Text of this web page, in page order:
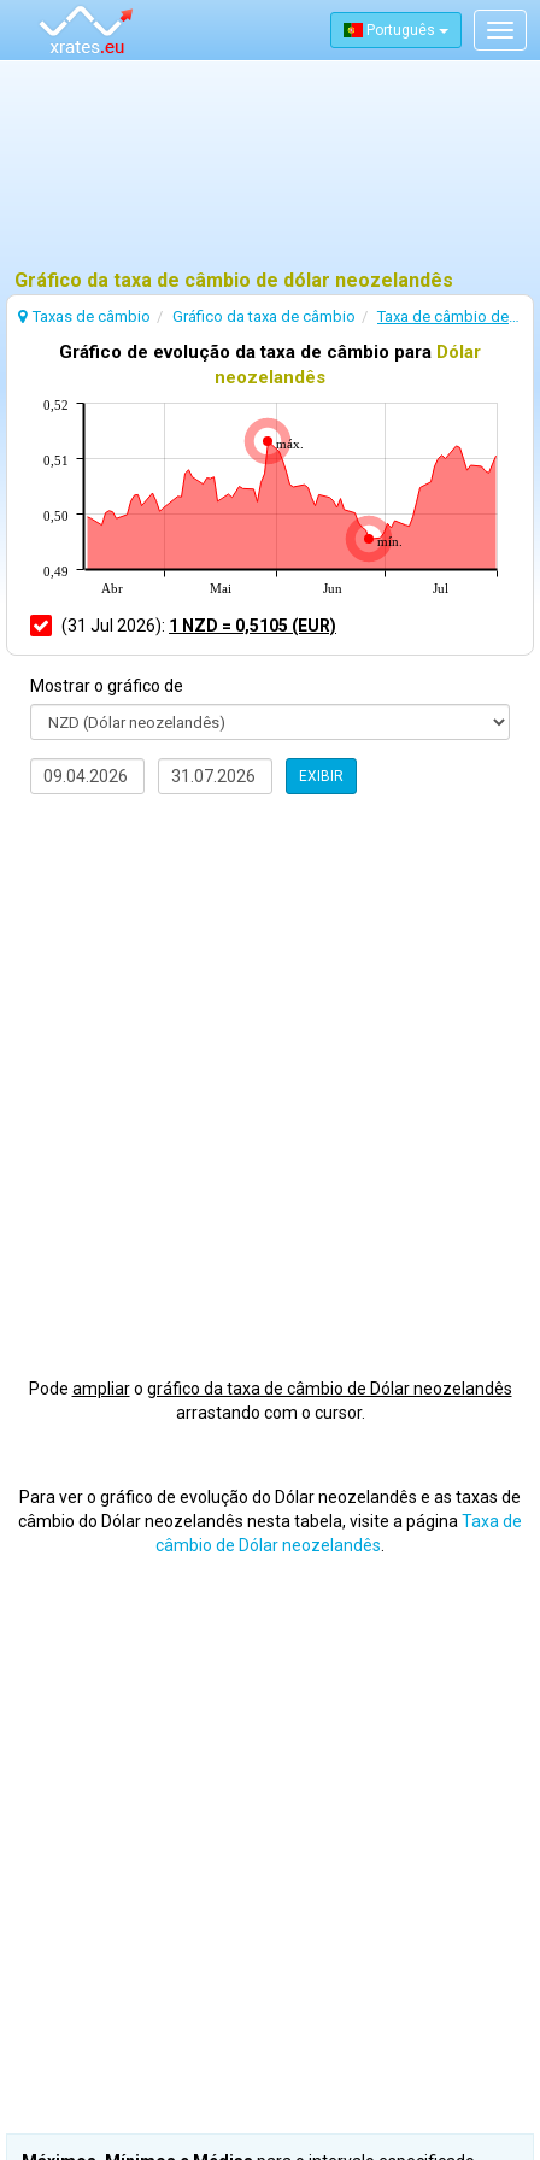
Português
Gráfico da taxa de câmbio de dólar neozelandês
Taxas de câmbio Gráfico da taxa de câmbio Taxa de câmbio de Dólar neozelandês
Gráfico de evolução da taxa de câmbio para Dólar
neozelandês
máx.
mín.
Abr Mai Jun Jul
0,49
0,50
0,51
0,52
(31 Jul 2026): 1 NZD = 0,5105 (EUR)
Mostrar o gráfico de
EXIBIR
Pode ampliaro gráfico da taxa de câmbio de Dólar neozelandês
arrastando com o cursor.
Para ver o gráfico de evolução do Dólar neozelandês e as taxas de
câmbio do Dólar neozelandês nesta tabela, visite a página Taxa de
câmbio de Dólar neozelandês